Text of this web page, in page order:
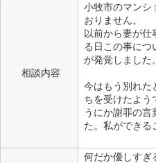
相談内容
小牧市のマンシ
おりません。
以前から妻が仕
る日この事につ
が発覚しました。
今はもう別れた
ちを受けたよう
うにか謝罪の言
た。私ができる
何だか優しすぎ